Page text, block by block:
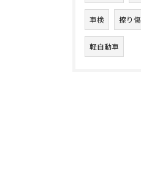
車検 擦り傷
軽自動車